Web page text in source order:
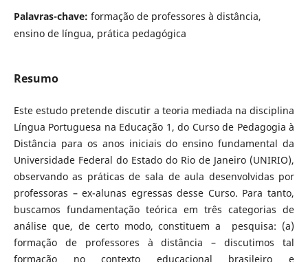
Palavras-chave: formação de professores à distância,
ensino de língua, prática pedagógica
Resumo
Este estudo pretende discutir a teoria mediada na disciplina
Língua Portuguesa na Educação 1, do Curso de Pedagogia à
Distância para os anos iniciais do ensino fundamental da
Universidade Federal do Estado do Rio de Janeiro (UNIRIO),
observando as práticas de sala de aula desenvolvidas por
professoras – ex-alunas egressas desse Curso. Para tanto,
buscamos fundamentação teórica em três categorias de
análise que, de certo modo, constituem a pesquisa: (a)
formação de professores à distância – discutimos tal
formação no contexto educacional brasileiro e